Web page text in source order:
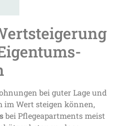
bei guter Lage und
im Wert steigen können,
bei Pflegeapartments meist